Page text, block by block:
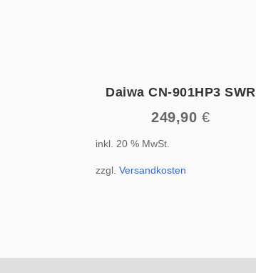
Daiwa CN-901HP3 SWR
249,90 €
inkl. 20 % MwSt.
zzgl.Versandkosten